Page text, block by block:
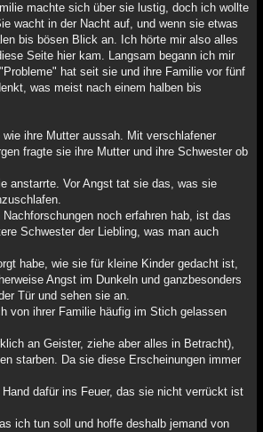
machte sich über sie lustig, doch ich wollte
wacht in der Nacht auf, und wenn sie etwas
bis bösen Blick an. Ich hörte mir also alles
Seite hier kam. Langsam begann ich mir
hat seit sie und ihre Familie vor fünf
was meist nach einem halben bis
ihre Mutter aussah. Mit verschlafener
fragte sie ihre Mutter und ihre Schwester ob
anstarrte. Vor Angst tat sie das, was sie
noch erfahren hab, ist das
Schwester der Liebling, was man auch
habe, wie sie für kleine Kinder gedacht ist,
Angst im Dunkeln und ganzbesonders
Tür und sehen sie an.
von ihrer Familie häufig im Stich gelassen
an Geister, ziehe aber alles in Betracht),
starben. Da sie diese Erscheinungen immer
dafür ins Feuer, das sie nicht verrückt ist
ich tun soll und hoffe deshalb jemand von